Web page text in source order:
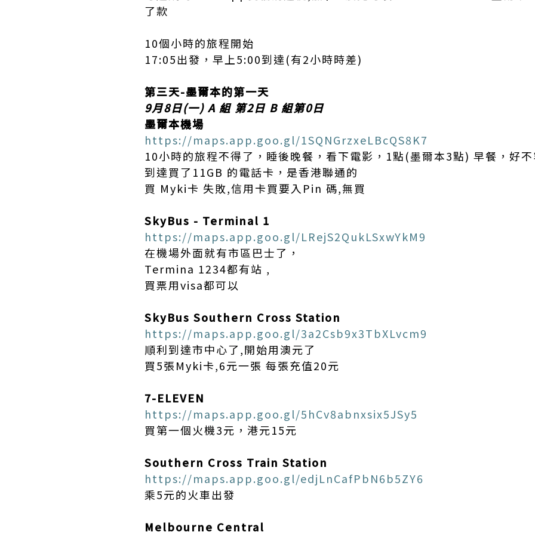
了款
10個小時的旅程開始
17:05出發，早上5:00到達(有2小時時差)
第三天-墨爾本的第一天
9月8日(一) A 組 第2日 B 組第0日
墨爾本機場
https://maps.app.goo.gl/1SQNGrzxeLBcQS8K7
10小時的旅程不得了，睡後晚餐，看下電影，1點(墨爾本3點) 早餐，好
到達買了11GB 的電話卡，是香港聯通的
買 Myki卡 失敗,信用卡買要入Pin 碼,無買
SkyBus - Terminal 1
https://maps.app.goo.gl/LRejS2QukLSxwYkM9
在機場外面就有市區巴士了，
Termina 1234都有站 ,
買票用visa都可以
SkyBus Southern Cross Station
https://maps.app.goo.gl/3a2Csb9x3TbXLvcm9
順利到達市中心了,開始用澳元了
買5張Myki卡,6元一張 每張充值20元
7-ELEVEN
https://maps.app.goo.gl/5hCv8abnxsix5JSy5
買第一個火機3元，港元15元
Southern Cross Train Station
https://maps.app.goo.gl/edjLnCafPbN6b5ZY6
乘5元的火車出發
Melbourne Central